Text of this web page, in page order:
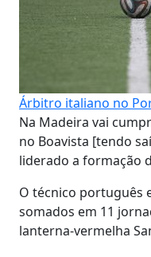
Árbitro italiano no
Na Madeira vai
no Boavista [tendo
liderado a formação
O técnico português
somados em 11
lanterna-vermelha